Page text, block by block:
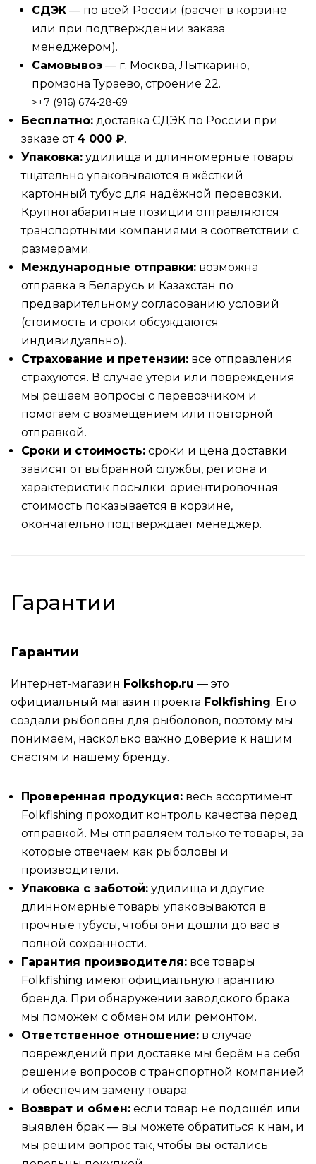
СДЭК — по всей России (расчёт в корзине
или при подтверждении заказа
менеджером).
Самовывоз — г. Москва, Лыткарино,
промзона Тураево, строение 22.
>‪‪+7 (916) 674-28-69
Бесплатно: доставка СДЭК по России при
заказе от 4 000 ₽.
Упаковка: удилища и длинномерные товары
тщательно упаковываются в жёсткий
картонный тубус для надёжной перевозки.
Крупногабаритные позиции отправляются
транспортными компаниями в соответствии с
размерами.
Международные отправки: возможна
отправка в Беларусь и Казахстан по
предварительному согласованию условий
(стоимость и сроки обсуждаются
индивидуально).
Страхование и претензии: все отправления
страхуются. В случае утери или повреждения
мы решаем вопросы с перевозчиком и
помогаем с возмещением или повторной
отправкой.
Сроки и стоимость: сроки и цена доставки
зависят от выбранной службы, региона и
характеристик посылки; ориентировочная
стоимость показывается в корзине,
окончательно подтверждает менеджер.
Гарантии
Гарантии
Интернет-магазин Folkshop.ru — это
официальный магазин проекта Folkfishing. Его
создали рыболовы для рыболовов, поэтому мы
понимаем, насколько важно доверие к нашим
снастям и нашему бренду.
Проверенная продукция: весь ассортимент
Folkfishing проходит контроль качества перед
отправкой. Мы отправляем только те товары, за
которые отвечаем как рыболовы и
производители.
Упаковка с заботой: удилища и другие
длинномерные товары упаковываются в
прочные тубусы, чтобы они дошли до вас в
полной сохранности.
Гарантия производителя: все товары
Folkfishing имеют официальную гарантию
бренда. При обнаружении заводского брака
мы поможем с обменом или ремонтом.
Ответственное отношение: в случае
повреждений при доставке мы берём на себя
решение вопросов с транспортной компанией
и обеспечим замену товара.
Возврат и обмен: если товар не подошёл или
выявлен брак — вы можете обратиться к нам, и
мы решим вопрос так, чтобы вы остались